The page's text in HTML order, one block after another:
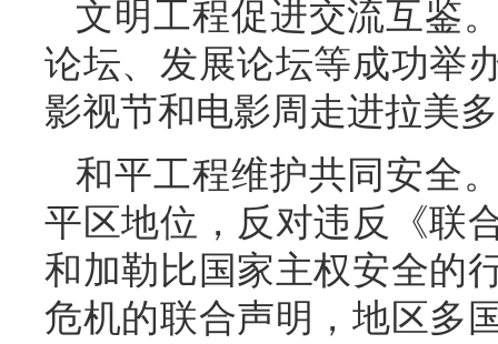
文明工程促进交流互鉴
论坛、发展论坛等成功举
影视节和电影周走进拉美
和平工程维护共同安全
平区地位，反对违反《联
和加勒比国家主权安全的
危机的联合声明，地区多